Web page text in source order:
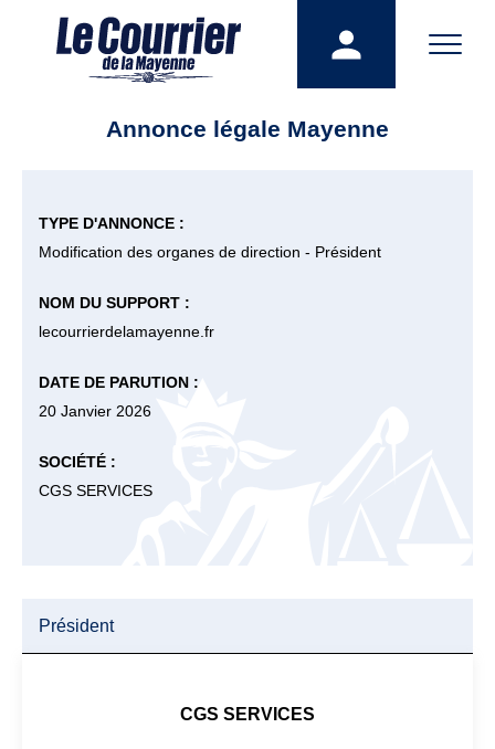
Annonce légale Mayenne
TYPE D'ANNONCE :
Modification des organes de direction - Président
NOM DU SUPPORT :
lecourrierdelamayenne.fr
DATE DE PARUTION :
20 Janvier 2026
SOCIÉTÉ :
CGS SERVICES
Président
CGS SERVICES